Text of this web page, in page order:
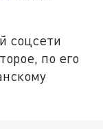
соцсети
по его